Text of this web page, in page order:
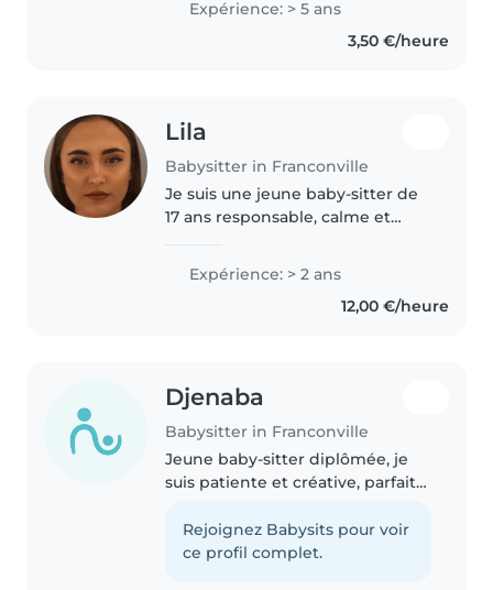
en premiers secours, avec
diplôme enseignante primaire..
Expérience: > 5 ans
3,50 €/heure
Lila
Babysitter in Franconville
Je suis une jeune baby-sitter de
17 ans responsable, calme et
BAFA (partie théorique validée),
j'ai de l'expérience avec les
enfants d'âge scolaire...
Expérience: > 2 ans
12,00 €/heure
Djenaba
Babysitter in Franconville
Jeune baby-sitter diplômée, je
suis patiente et créative, parfaite
de chez vous, je m'adapte aussi
bien aux petits qu'aux ados.
Rejoignez Babysits pour voir
ce profil complet.